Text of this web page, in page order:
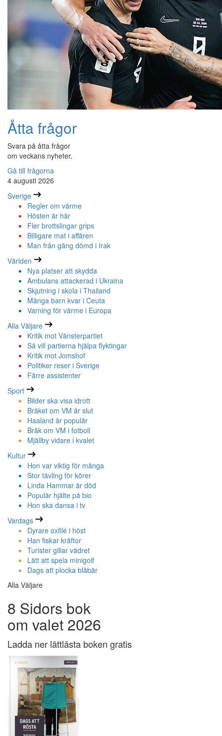
Åtta frågor
Svara på åtta frågor
om veckans nyheter.
Gå till frågorna
4 augusti 2026
Sverige
Regler om värme
Hösten är här
Fler brottslingar grips
Billigare mat i affären
Man från gäng dömd i Irak
Världen
Nya platser att skydda
Ambulans attackerad i Ukraina
Skjutning i skola i Thailand
Många barn kvar i Ceuta
Varning för värme i Europa
Alla Väljare
Kritik mot Vänsterpartiet
Så vill partierna hjälpa flyktingar
Kritik mot Jomshof
Politiker reser i Sverige
Färre assistenter
Sport
Bilder ska visa idrott
Bråket om VM är slut
Haaland är populär
Bråk om VM i fotboll
Mjällby vidare i kvalet
Kultur
Hon var viktig för många
Stor tävling för körer
Linda Hammar är död
Populär hjälte på bio
Hon ska dansa i tv
Vardags
Dyrare oxfilé i höst
Han fiskar kräftor
Turister gillar vädret
Lätt att spela minigolf
Dags att plocka blåbär
Alla Väljare
8 Sidors bok
om valet 2026
Ladda ner lättlästa boken gratis